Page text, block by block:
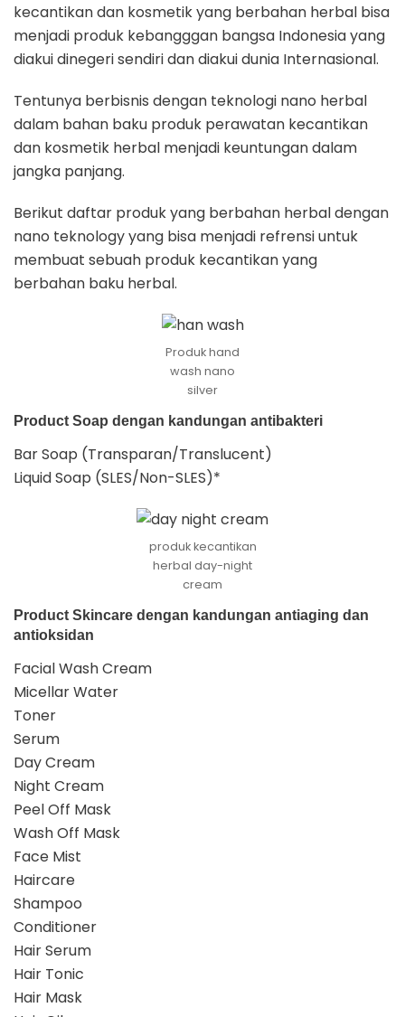
kecantikan dan kosmetik yang berbahan herbal bisa
menjadi produk kebangggan bangsa Indonesia yang
diakui dinegeri sendiri dan diakui dunia Internasional.
Tentunya berbisnis dengan teknologi nano herbal
dalam bahan baku produk perawatan kecantikan
dan kosmetik herbal menjadi keuntungan dalam
jangka panjang.
Berikut daftar produk yang berbahan herbal dengan
nano teknology yang bisa menjadi refrensi untuk
membuat sebuah produk kecantikan yang
berbahan baku herbal.
Produk hand
wash nano
silver
Product Soap dengan kandungan antibakteri
Bar Soap (Transparan/Translucent)
Liquid Soap (SLES/Non-SLES)*
produk kecantikan
herbal day-night
cream
Product Skincare dengan kandungan antiaging dan
antioksidan
Facial Wash Cream
Micellar Water
Toner
Serum
Day Cream
Night Cream
Peel Off Mask
Wash Off Mask
Face Mist
Haircare
Shampoo
Conditioner
Hair Serum
Hair Tonic
Hair Mask